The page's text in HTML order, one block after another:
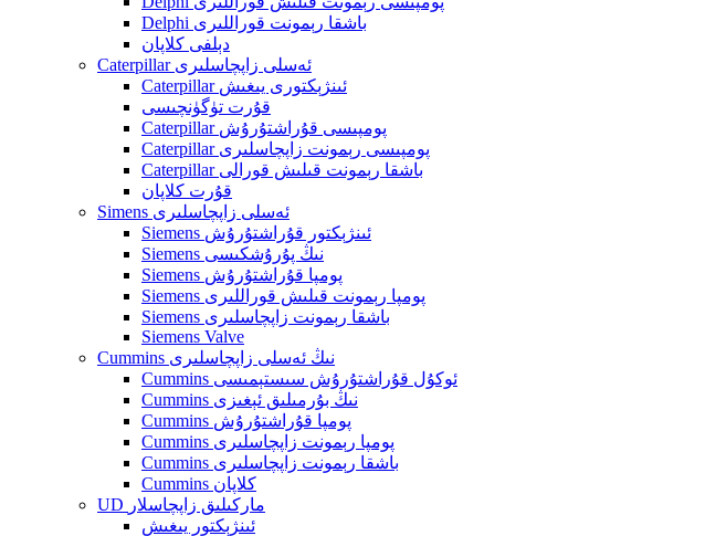
Delphi باشقا رېمونت قوراللىرى
دېلفى كلاپان
Caterpillar ئەسلى زاپچاسلىرى
Caterpillar ئىنژېكتورى يىغىش
قۇرت تۈگۈنچىسى
Caterpillar پومپىسى قۇراشتۇرۇش
Caterpillar پومپىسى رېمونت زاپچاسلىرى
Caterpillar باشقا رېمونت قىلىش قورالى
قۇرت كلاپان
Simens ئەسلى زاپچاسلىرى
Siemens ئىنژېكتور قۇراشتۇرۇش
Siemens نىڭ پۇرۇشكىسى
Siemens پومپا قۇراشتۇرۇش
Siemens پومپا رېمونت قىلىش قوراللىرى
Siemens باشقا رېمونت زاپچاسلىرى
Siemens Valve
Cummins نىڭ ئەسلى زاپچاسلىرى
Cummins ئوكۇل قۇراشتۇرۇش سىستېمىسى
Cummins نىڭ بۇرمىلىق ئېغىزى
Cummins پومپا قۇراشتۇرۇش
Cummins پومپا رېمونت زاپچاسلىرى
Cummins باشقا رېمونت زاپچاسلىرى
Cummins كلاپان
UD ماركىلىق زاپچاسلار
ئىنژېكتور يىغىش